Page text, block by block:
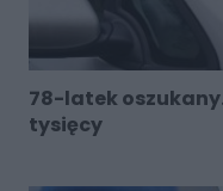
78-latek
tysięcy